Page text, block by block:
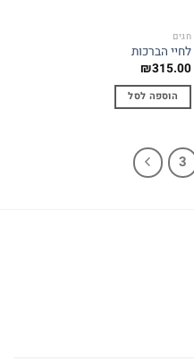
חגים
לחיי הברכות
₪315.00
הוספה לסל
3